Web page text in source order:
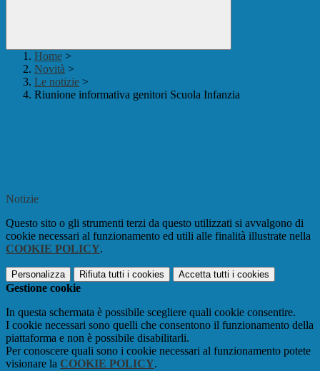
Home >
Novità >
Le notizie >
Riunione informativa genitori Scuola Infanzia
Notizie
Questo sito o gli strumenti terzi da questo utilizzati si avvalgono di
cookie necessari al funzionamento ed utili alle finalità illustrate nella
COOKIE POLICY.
Personalizza Rifiuta tutti i cookies Accetta tutti i cookies
Gestione cookie
In questa schermata è possibile scegliere quali cookie consentire.
I cookie necessari sono quelli che consentono il funzionamento della
piattaforma e non è possibile disabilitarli.
Per conoscere quali sono i cookie necessari al funzionamento potete
visionare la COOKIE POLICY.